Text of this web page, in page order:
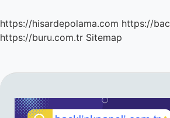
https://hisardepolama.com https://
https://buru.com.tr Sitemap
SIDEBAR